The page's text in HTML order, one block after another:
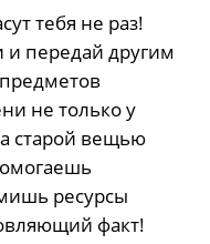
тебя не раз!
и передай другим
не только у
старой вещью
ресурсы
факт!